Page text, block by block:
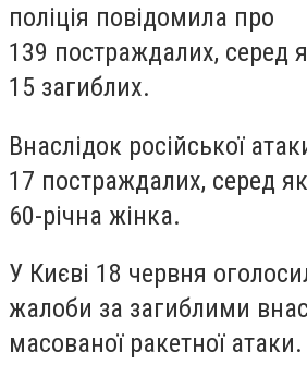
поліція повідомила про
139 постраждалих, серед
15 загиблих.
Внаслідок російської
17 постраждалих, серед
60-річна жінка.
У Києві 18 червня
жалоби за загиблими
масованої ракетної атаки.